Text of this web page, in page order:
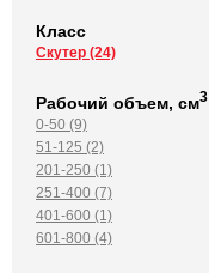
Класс
Скутер (24)
Рабочий объем, см3
0-50 (9)
51-125 (2)
201-250 (1)
251-400 (7)
401-600 (1)
601-800 (4)